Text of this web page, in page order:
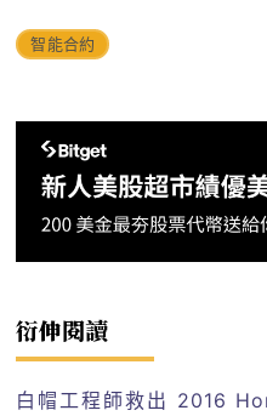
智能合約
衍伸閱讀
白帽工程師救出 2016